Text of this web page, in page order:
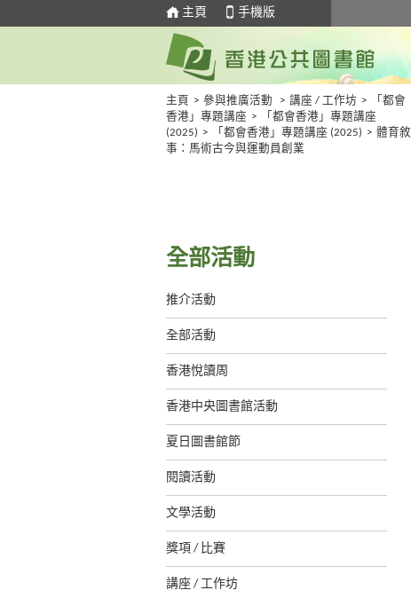
主頁 手機版
主頁 > 參與推廣活動 > 講座 / 工作坊 >
「都會
香港」專題講座 >
「都會香港」專題講座
(2025) > 「都會香港」專題講座 (2025) > 體育敘
事：馬術古今與運動員創業
全部活動
推介活動
全部活動
香港悅讀周
香港中央圖書館活動
夏日圖書館節
閱讀活動
文學活動
獎項 / 比賽
講座 / 工作坊